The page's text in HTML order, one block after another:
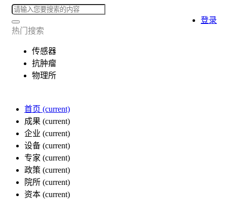
热门搜索
传感器
抗肿瘤
物理所
首页 (current)
成果 (current)
企业 (current)
设备 (current)
专家 (current)
政策 (current)
院所 (current)
资本 (current)
登录